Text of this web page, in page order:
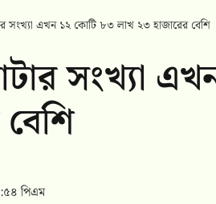
সংখ্যা এখন ১২ কোটি ৮৩ লাখ ২৩ হাজারের বেশি
সংখ্যা
পিএম